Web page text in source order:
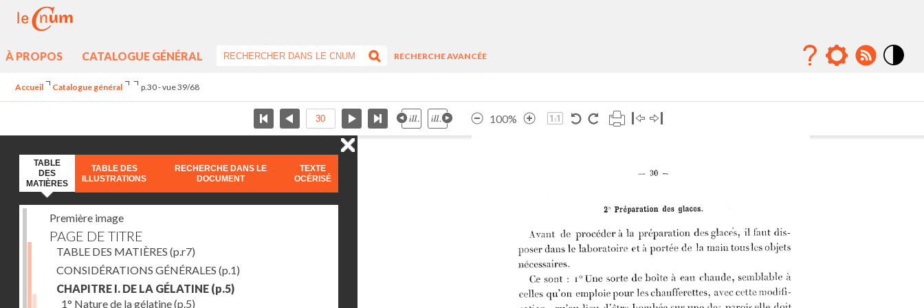
À PROPOS CATALOGUE GÉNÉRAL
RECHERCHE AVANCÉE
Accueil Catalogue général p.30 - vue 39/68
100%
TABLE
DES
MATIÈRES
TABLE DES
ILLUSTRATIONS
RECHERCHE DANS LE
DOCUMENT
TEXTE
OCÉRISÉ
Première image
PAGE DE TITRE
TABLE DES MATIÈRES (p.r7)
CONSIDÉRATIONS GÉNÉRALES (p.1)
CHAPITRE I. DE LA GÉLATINE (p.5)
1° Nature de la gélatine(p.5)